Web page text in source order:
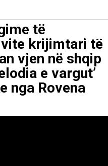
të
vite krijimtari të
vjen në shqip
e vargut’
nga Rovena